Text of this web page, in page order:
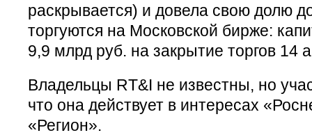
раскрывается) и довела свою долю
торгуются на Московской бирже:
9,9 млрд руб. на закрытие торгов 14
Владельцы RT&I не известны, но
что она действует в интересах
«Регион».